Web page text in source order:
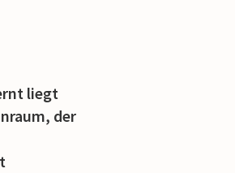
liegt
der